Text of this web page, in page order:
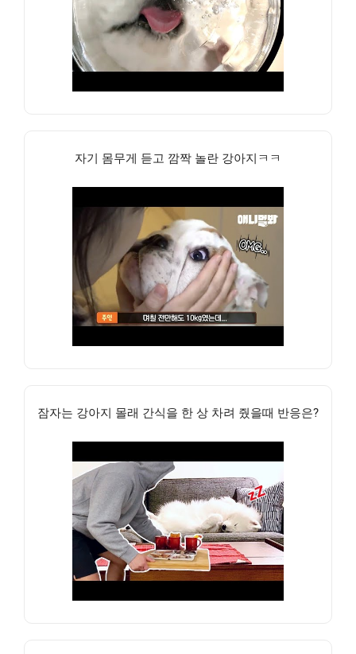
자기 몸무게 듣고 깜짝 놀란 강아지ㅋㅋ
잠자는 강아지 몰래 간식을 한 상 차려 줬을때 반응은?